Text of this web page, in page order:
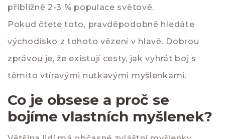
přibližně 2-3 % populace světově.
Pokud čtete toto, pravděpodobně hledáte
východisko z tohoto vězení v hlavě. Dobrou
zprávou je, že existují cesty, jak vyhrát boj s
těmito vtíravými nutkavými myšlenkami.
Co je obsese a proč se
bojíme vlastních myšlenek?